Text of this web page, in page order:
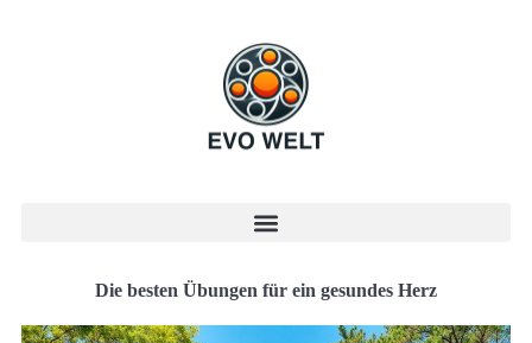
Die besten Übungen für ein gesundes Herz